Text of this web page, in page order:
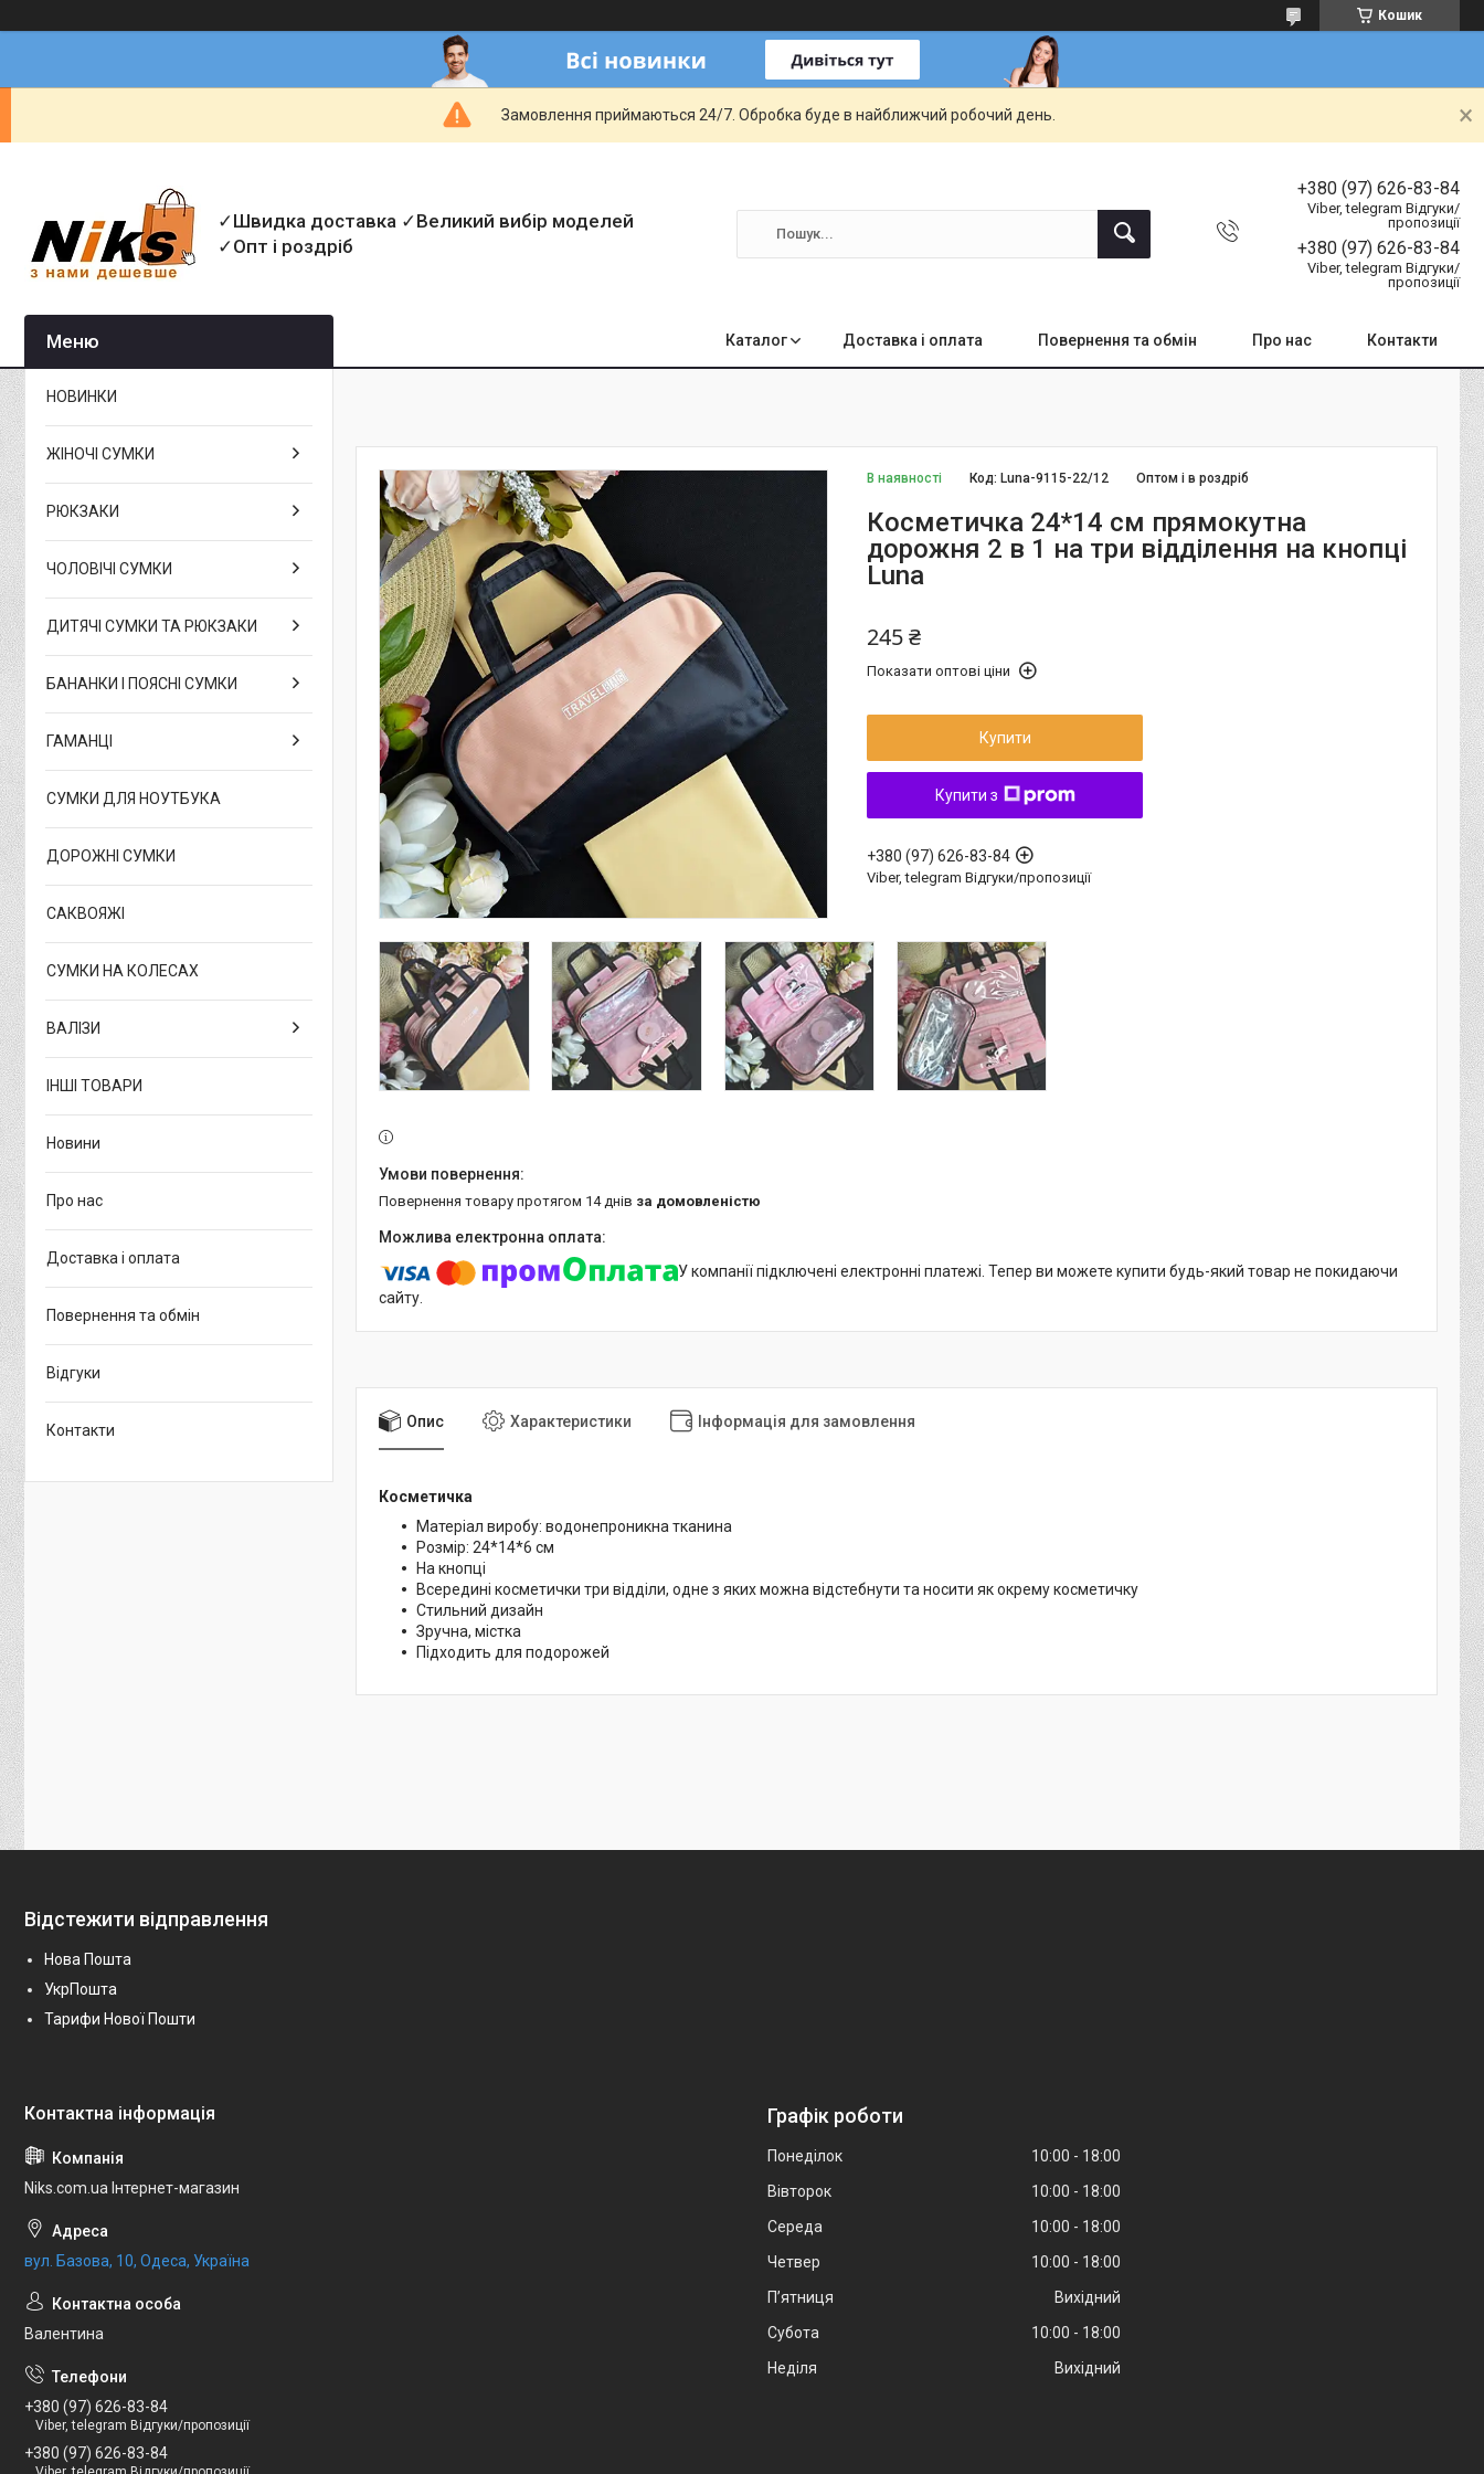
Кошик
Замовлення приймаються 24/7. Обробка буде в найближчий робочий день.
✓Швидка доставка ✓Великий вибір моделей
✓Опт і роздріб
+380 (97) 626-83-84
Viber, telegram Відгуки/
пропозиції
+380 (97) 626-83-84
Viber, telegram Відгуки/
пропозиції
Каталог Доставка і оплата Повернення та обмін Про нас Контакти
В наявності Оптом і в роздріб
Код:Luna-9115-22/12
Косметичка 24*14 см прямокутна
дорожня 2 в 1 на три відділення на кнопці
Luna
245 ₴
Показати оптові ціни
Купити
Купити з
+380 (97) 626-83-84
Viber, telegram Відгуки/пропозиції
повернення товару протягом 14 днів за домовленістю
У компанії підключені електронні платежі. Тепер ви можете купити будь-який товар не покидаючи
сайту.
Опис Характеристики Інформація для замовлення
Косметичка
Матеріал виробу: водонепроникна тканина
Розмір: 24*14*6 см
На кнопці
Всередині косметички три відділи, одне з яких можна відстебнути та носити як окрему косметичку
Стильний дизайн
Зручна, містка
Підходить для подорожей
НОВИНКИ
ЖІНОЧІ СУМКИ
РЮКЗАКИ
ЧОЛОВІЧІ СУМКИ
ДИТЯЧІ СУМКИ ТА РЮКЗАКИ
БАНАНКИ І ПОЯСНІ СУМКИ
ГАМАНЦІ
СУМКИ ДЛЯ НОУТБУКА
ДОРОЖНІ СУМКИ
САКВОЯЖІ
СУМКИ НА КОЛЕСАХ
ВАЛІЗИ
ІНШІ ТОВАРИ
Новини
Про нас
Доставка і оплата
Повернення та обмін
Відгуки
Контакти
Відстежити відправлення
Нова Пошта
УкрПошта
Тарифи Нової Пошти
Niks.com.ua Інтернет-магазин
вул. Базова, 10, Одеса, Україна
Валентина
+380 (97) 626-83-84
Viber, telegram Відгуки/пропозиції
+380 (97) 626-83-84
Графік роботи
Понеділок 10:00
18:00
Вівторок
10:00
18:00
Середа
10:00
18:00
Четвер
10:00
18:00
Пʼятниця
Вихідний
Субота
10:00
18:00
Неділя
Вихідний